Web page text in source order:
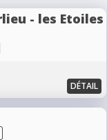
- les Etoiles
DÉTAIL